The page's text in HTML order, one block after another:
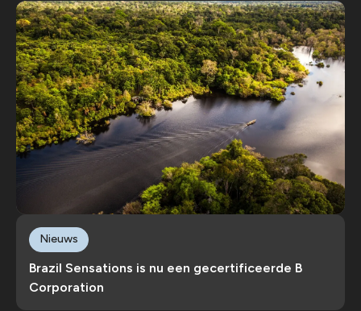
Brazil Sensations is nu een gecertificeerde B
Corporation
Nieuws